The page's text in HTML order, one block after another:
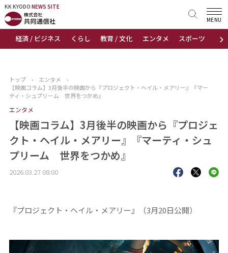
KK KYODO NEWS SITE
›
経済 / ビジネス くらし 教育 / 文化 エンタメ スポーツ 地域
MENU
KK KYODONEWS SITE
トップページ
ニュース
おすすめコンテンツ
出版物
会社概要
トップ › エンタメ
›
【映画コラム】3月後半の映画から『プロジェクト・ヘイル・メアリー』『マー
ティ・シュプリーム 世界をつかめ』
エンタメ
【映画コラム】3月後半の映画から『プロジェ
クト・ヘイル・メアリー』『マーティ・シュ
プリーム 世界をつかめ』
2026.03.27 08:00
『プロジェクト・ヘイル・メアリー』（3月20日公開）